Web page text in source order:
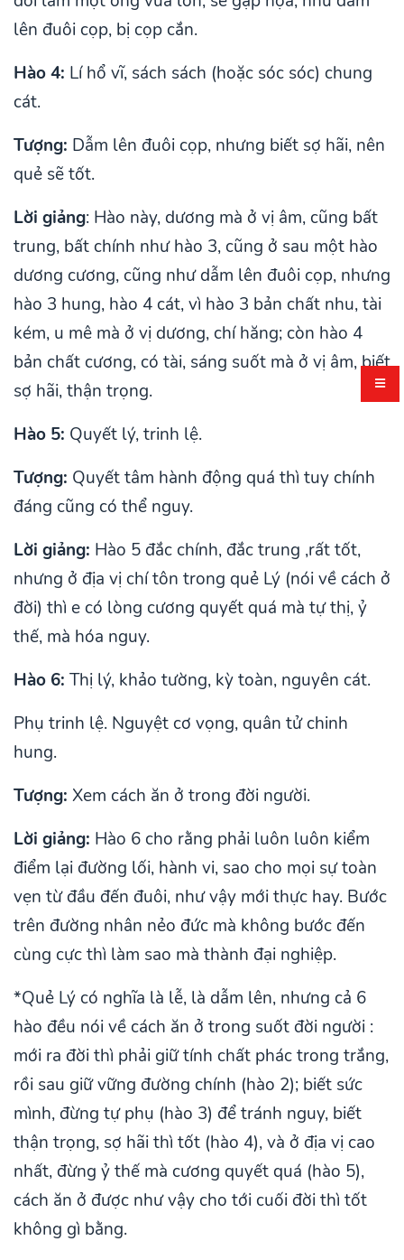
lên đuôi cọp, bị cọp cắn.
Hào 4: Lí hổ vĩ, sách sách (hoặc sóc sóc) chung
cát.
Tượng: Dẫm lên đuôi cọp, nhưng biết sợ hãi, nên
quẻ sẽ tốt.
Lời giảng: Hào này, dương mà ở vị âm, cũng bất
trung, bất chính như hào 3, cũng ở sau một hào
dương cương, cũng như dẫm lên đuôi cọp, nhưng
hào 3 hung, hào 4 cát, vì hào 3 bản chất nhu, tài
kém, u mê mà ở vị dương, chí hăng; còn hào 4
bản chất cương, có tài, sáng suốt mà ở vị âm, biết
sợ hãi, thận trọng.
Hào 5: Quyết lý, trinh lệ.
Tượng: Quyết tâm hành động quá thì tuy chính
đáng cũng có thể nguy.
Lời giảng: Hào 5 đắc chính, đắc trung ,rất tốt,
nhưng ở địa vị chí tôn trong quẻ Lý (nói về cách ở
đời) thì e có lòng cương quyết quá mà tự thị, ỷ
thế, mà hóa nguy.
Hào 6: Thị lý, khảo tường, kỳ toàn, nguyên cát.
Phụ trinh lệ. Nguyệt cơ vọng, quân tử chinh
hung.
Tượng: Xem cách ăn ở trong đời người.
Lời giảng: Hào 6 cho rằng phải luôn luôn kiểm
điểm lại đường lối, hành vi, sao cho mọi sự toàn
vẹn từ đầu đến đuôi, như vậy mới thực hay. Bước
trên đường nhân nẻo đức mà không bước đến
cùng cực thì làm sao mà thành đại nghiệp.
*Quẻ Lý có nghĩa là lễ, là dẫm lên, nhưng cả 6
hào đều nói về cách ăn ở trong suốt đời người :
mới ra đời thì phải giữ tính chất phác trong trắng,
rồi sau giữ vững đường chính (hào 2); biết sức
mình, đừng tự phụ (hào 3) để tránh nguy, biết
thận trọng, sợ hãi thì tốt (hào 4), và ở địa vị cao
nhất, đừng ỷ thế mà cương quyết quá (hào 5),
cách ăn ở được như vậy cho tới cuối đời thì tốt
không gì bằng.